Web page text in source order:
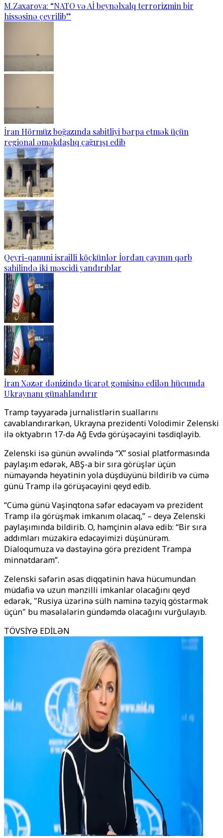
M.Zaxarova: “NATO və Aİ beynəlxalq terrorizmin bir
hissəsinə çevrilib”
İran Hörmüz boğazında sabitliyi bərpa etmək üçün
regional əməkdaşlıq çağırışı edib
Qeyri-qanuni israilli köçkünlər İordan çayının qərb
sahilində iki məscidi yandırıblar
İran Xəzər dənizində ticarət gəmisinə edilən hücumda
Ukraynanı günahlandırır
Tramp təyyarədə jurnalistlərin suallarını
cavablandırarkən, Ukrayna prezidenti Volodimir Zelenski
ilə oktyabrın 17-də Ağ Evdə görüşəcəyini təsdiqləyib.
Zelenski isə günün əvvəlində “X” sosial platformasında
paylaşım edərək, ABŞ-a bir sıra görüşlər üçün
nümayəndə heyətinin yola düşdüyünü bildirib və cümə
günü Tramp ilə görüşəcəyini qeyd edib.
“Cümə günü Vaşinqtona səfər edəcəyəm və prezident
Tramp ilə görüşmək imkanım olacaq,” – deyə Zelenski
paylaşımında bildirib. O, həmçinin əlavə edib: “Bir sıra
addımları müzakirə edəcəyimizi düşünürəm.
Dialoqumuza və dəstəyinə görə prezident Trampa
minnətdaram”.
Zelenski səfərin əsas diqqətinin hava hücumundan
müdafiə və uzun mənzilli imkanlar olacağını qeyd
edərək, "Rusiya üzərinə sülh naminə təzyiq göstərmək
üçün" bu məsələlərin gündəmdə olacağını vurğulayıb.
TÖVSİYƏ EDİLƏN